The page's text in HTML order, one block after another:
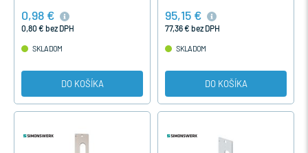
0,98 €
0,80 € bez DPH
SKLADOM
DO KOŠÍKA
rám a krídlo.
95,15 €
77,36 € bez DPH
SKLADOM
DO KOŠÍKA